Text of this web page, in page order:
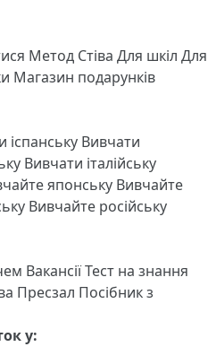
Метод Стіва Для шкіл Для
Магазин подарунків
іспанську Вивчати
Вивчати італійську
японську Вивчайте
Вивчайте російську
ВакансіїТест на знання
Пресзал Посібник з
у: